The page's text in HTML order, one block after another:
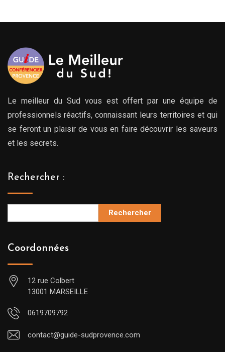
Le meilleur du Sud vous est offert par une équipe de
professionnels réactifs, connaissant leurs territoires et qui
se feront un plaisir de vous en faire découvrir les saveurs
et les secrets.
Rechercher :
Rechercher
Coordonnées
12 rue Colbert
13001 MARSEILLE
0619709792
contact@guide-sudprovence.com